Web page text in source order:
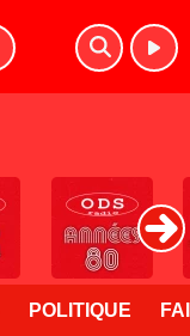
POLITIQUE